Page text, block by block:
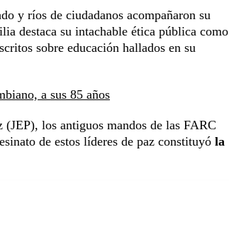
y ríos de ciudadanos acompañaron su
destaca su intachable ética pública como
sobre educación hallados en su
a sus 85 años
los antiguos mandos de las FARC
de estos líderes de paz constituyó la